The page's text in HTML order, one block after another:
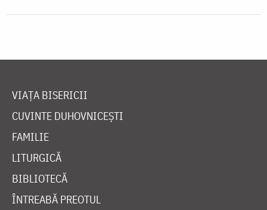
VIAȚA BISERICII
CUVINTE DUHOVNICEȘTI
FAMILIE
LITURGICĂ
BIBLIOTECĂ
ÎNTREABĂ PREOTUL